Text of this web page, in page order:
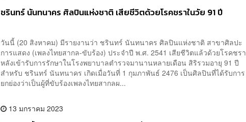
ชรินทร์ นันทนาคร ศิลปินแห่งชาติ เสียชีวิตด้วยโรคชราในวัย 91 ปี
วันนี้ (20 สิงหาคม) มีรายงานว่า ชรินทร์ นันทนาคร ศิลปินแห่งชาติ สาขาศิลปะ
การแสดง (เพลงไทยสากล-ขับร้อง) ประจำปี พ.ศ. 2541 เสียชีวิตแล้วด้วยโรคชรา
หลังเข้ารับการรักษาในโรงพยาบาลตำรวจมานานหลายเดือน สิริรวมอายุ 91 ปี
สำหรับ ชรินทร์ นันทนาคร เกิดเมื่อวันที่ 1 กุมภาพันธ์ 2476 เป็นศิลปินที่ได้รับการ
ยกย่องว่าเป็นผู้ที่ขับร้องเพลงไทยสากลผ...
13 มกราคม 2023